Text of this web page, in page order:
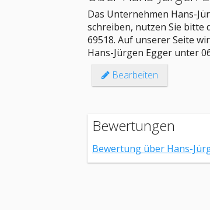
Das Unternehmen Hans-
schreiben, nutzen Sie bitte
69518. Auf unserer Seite
Hans-Jürgen Egger unter
Bearbeiten
Bewertungen
Bewertung über Hans-